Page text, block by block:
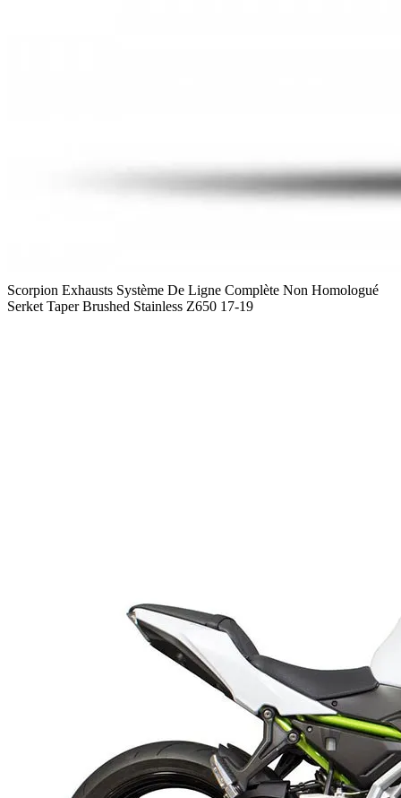
Scorpion Exhausts Système De Ligne Complète Non Homologué
Serket Taper Brushed Stainless Z650 17-19